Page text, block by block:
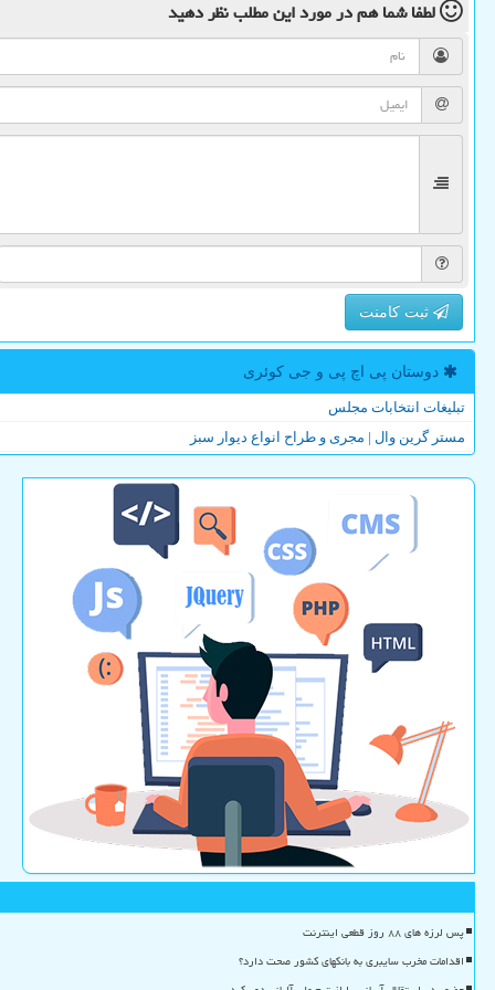
لطفا شما همدر مورد این مطلبنظر دهید
ثبت کامنت
دوستان پی اچ پی و جی كوئری
تبلیغات انتخابات مجلس
مستر گرین وال | مجری و طراح انواع دیوار سبز
پس لرزه های ۸۸ روز قطعی اینترنت
اقدامات مخرب سایبری به بانکهای کشور صحت دارد؟